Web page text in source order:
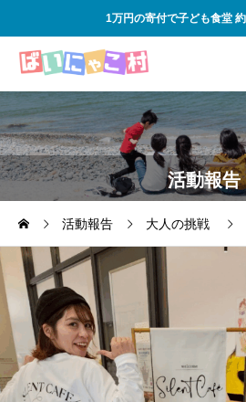
1万円の寄付で子ども食堂
活動報告
活動報告 大人の挑戦